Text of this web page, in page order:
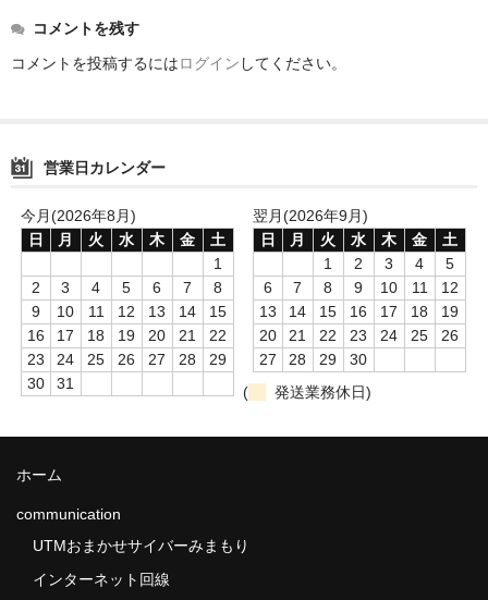
電話で顧客対応を改善した4つパターン_4
CTI小規模設備 1～4回線
communication
UTMおまかせサイバーみまもり
UTMサイバーセキュリティ
PCセキュリティみまもりパック
VDaP–Vario Data Protect
コメントを残す
コメントを投稿するにはログイン してください。
営業日カレンダー
今月(2026年8月)
日
月 火 水 木 金
土
1
2
3 4 5 6 7
8
9
10 11 12 13 14
15
16
17 18 19 20 21
22
23
24 25 26 27 28
29
30
31
翌月(2026年9月)
日
月 火 水 木 金
土
1
2 3 4
5
6
7 8 9 10 11
12
13
14 15 16 17 18
19
20
21 22 23 24 25
26
27
28 29
30
(
発送業務休日)
ホーム
communication
UTMおまかせサイバーみまもり
インターネット回線